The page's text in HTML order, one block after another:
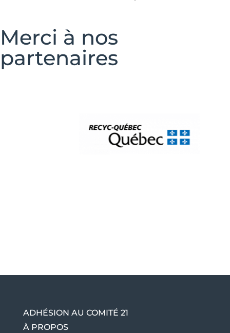
Merci à nos
partenaires
ADHÉSION AU COMITÉ 21
À PROPOS